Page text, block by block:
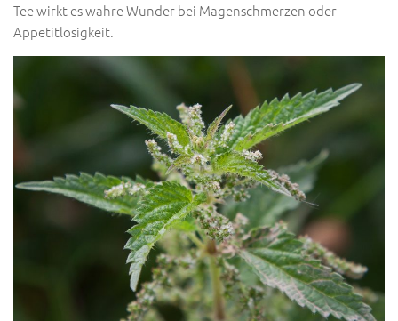
Tee wirkt es wahre Wunder bei Magenschmerzen oder
Appetitlosigkeit.